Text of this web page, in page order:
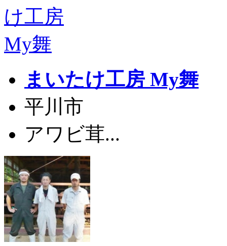
まいたけ工房 My舞
平川市
アワビ茸...